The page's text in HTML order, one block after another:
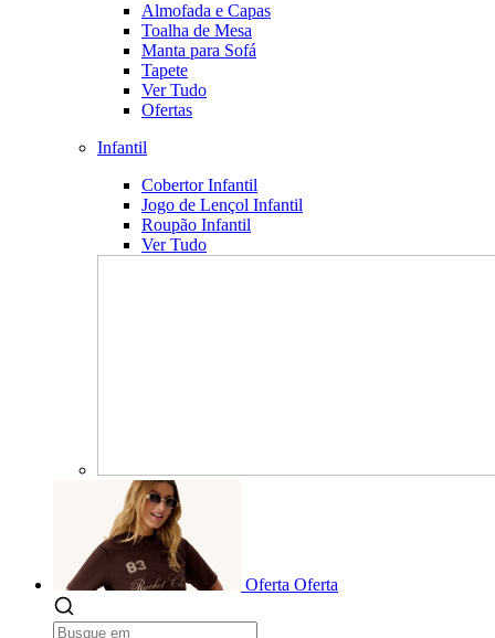
Almofada e Capas
Toalha de Mesa
Manta para Sofá
Tapete
Ver Tudo
Ofertas
Infantil
Cobertor Infantil
Jogo de Lençol Infantil
Roupão Infantil
Ver Tudo
Oferta Oferta